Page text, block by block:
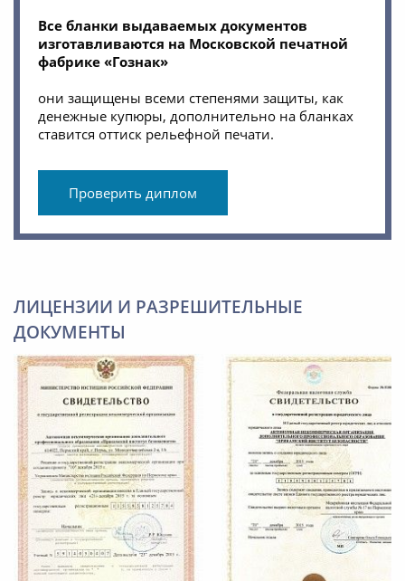
Все бланки выдаваемых документов
изготавливаются на Московской печатной
фабрике «Гознак»
они защищены всеми степенями защиты, как
денежные купюры, дополнительно на бланках
ставится оттиск рельефной печати.
Проверить диплом
ЛИЦЕНЗИИ И РАЗРЕШИТЕЛЬНЫЕ
ДОКУМЕНТЫ